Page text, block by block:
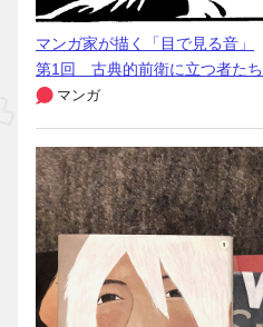
マンガ家が描く「目で見る音」
第1回 古典的前衛に立つ者たち
マンガ